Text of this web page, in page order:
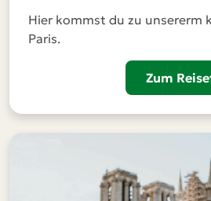
Hier kommst du zu unsererm
Paris.
Zum